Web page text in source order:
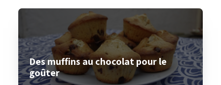
Des muffins au chocolat pour le
goûter